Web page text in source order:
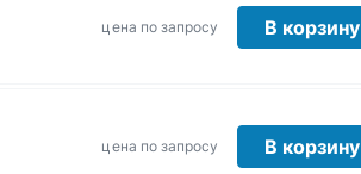
цена по запросу В корзину
цена по запросу В корзину